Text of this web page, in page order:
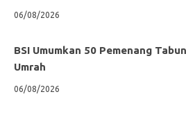
06/08/2026
BSI Umumkan 50 Pemenang
Umrah
06/08/2026